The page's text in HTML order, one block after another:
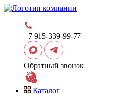
+7 915-339-99-77
Обратный звонок
Каталог